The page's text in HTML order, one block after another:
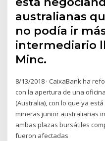
australianas
no podía ir
intermediario
Minc.
8/13/2018 · CaixaBank ha
con la apertura de una
(Australia), con lo que ya
mineras junior australianas
ambas plazas bursátiles
fueron afectadas